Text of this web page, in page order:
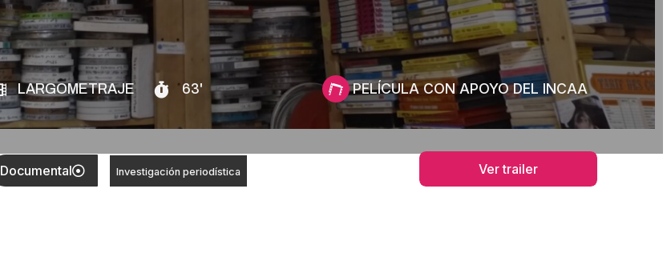
LARGOMETRAJE 63' PELÍCULA CON APOYO DEL INCAA
Documental Investigación periodística Ver trailer